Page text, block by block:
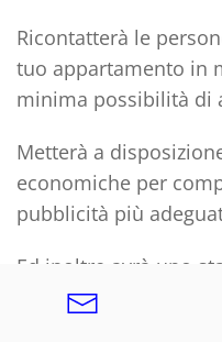
Ricontatterà le
tuo appartamento in
minima possibilità di
Metterà a
economiche per
pubblicità più
Ed inoltre avrà uno
istruito ed adeguato,